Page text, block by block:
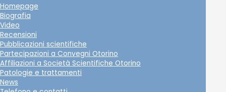
Homepage
Biografia
Video
Recensioni
Pubblicazioni scientifiche
Partecipazioni a Convegni Otorino
Affiliazioni a Società Scientifiche Otorino
Patologie e trattamenti
News